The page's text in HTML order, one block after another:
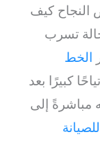
النجاح كيف
تسرب
الخط
كبيرًا بعد
مباشرةً إلى